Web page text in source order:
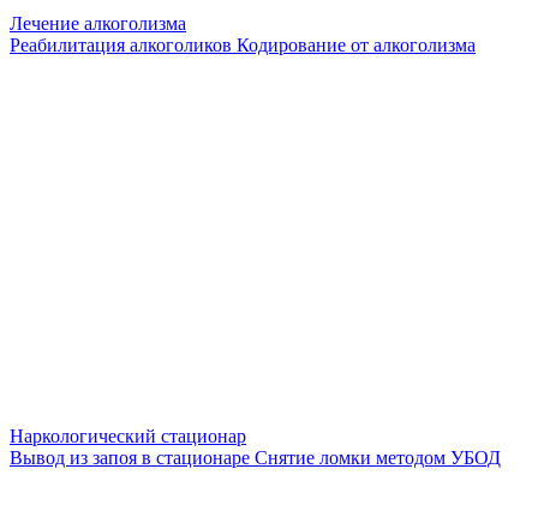
Лечение алкоголизма
Реабилитация алкоголиков Кодирование от алкоголизма
Наркологический стационар
Вывод из запоя в стационаре Снятие ломки методом УБОД